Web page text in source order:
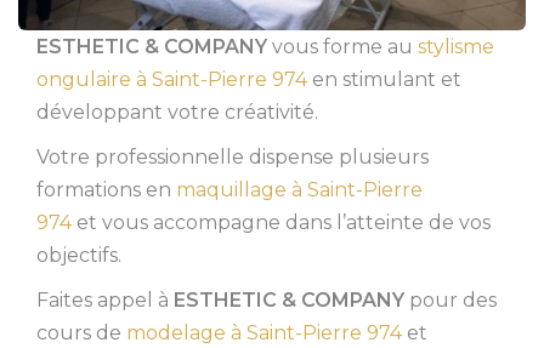
ESTHETIC & COMPANY vous forme au stylisme
ongulaire à Saint-Pierre 974en stimulant et
développant votre créativité.
Votre professionnelle dispense plusieurs
formations en maquillage à Saint-Pierre
974et vous accompagne dans l’atteinte de vos
objectifs.
Faites appel à ESTHETIC & COMPANY pour des
cours de modelage à Saint-Pierre 974et